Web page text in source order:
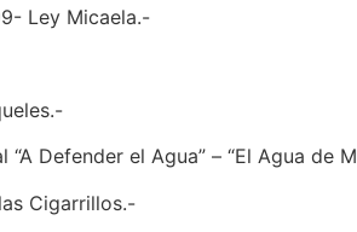
Ley Micaela.-
Defender el Agua” – “El Agua de
Cigarrillos.-